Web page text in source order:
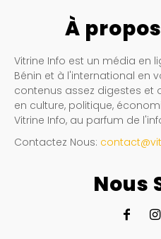
À
Vitrine Info est un média en
Bénin et à l'international en
contenus assez digestes et
en culture, politique,
Vitrine Info, au parfum de
Contactez Nous:
Nous